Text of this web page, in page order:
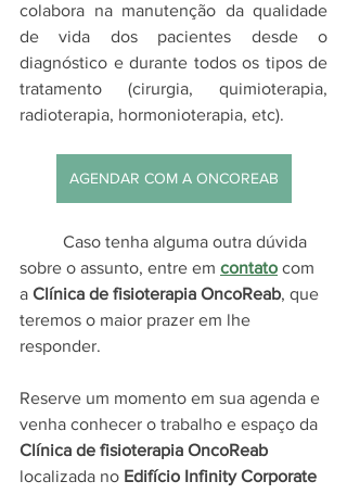
colabora na manutenção da qualidade
de vida dos pacientes desde o
diagnóstico e durante todos os tipos de
tratamento (cirurgia, quimioterapia,
radioterapia, hormonioterapia, etc).
AGENDAR COM A ONCOREAB
sobre o assunto, entre em contato com
a Clínica de fisioterapia OncoReab, que
teremos o maior prazer em lhe
responder.
Reserve um momento em sua agenda e
venha conhecer o trabalho e espaço da
Clínica de fisioterapia OncoReab
localizada no Edifício Infinity Corporate